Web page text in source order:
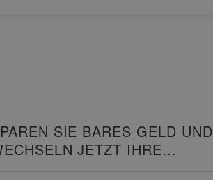
SIE BARES GELD UND
JETZT IHRE